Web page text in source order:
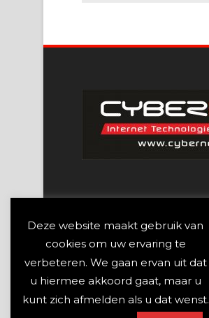
Deze website maakt gebruik van
cookies om uw ervaring te
verbeteren. We gaan ervan uit dat
u hiermee akkoord gaat, maar u
kunt zich afmelden als u dat wenst.